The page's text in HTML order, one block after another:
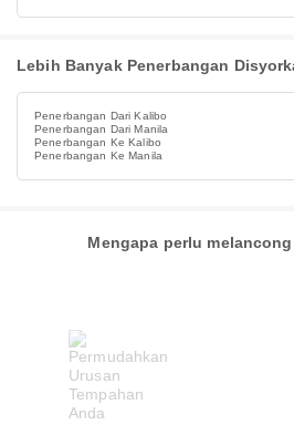
Lebih Banyak Penerbangan
Penerbangan Dari Kalibo
Penerbangan Dari Manila
Penerbangan Ke Kalibo
Penerbangan Ke Manila
Mengapa perlu